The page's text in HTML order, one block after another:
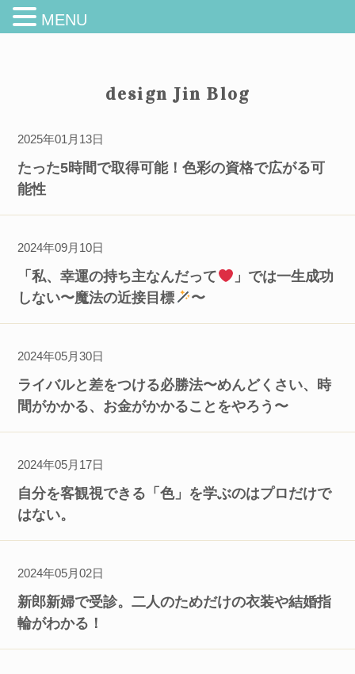
design Jin Blog
2025年01月13日
たった5時間で取得可能！色彩の資格で広がる可
能性
2024年09月10日
「私、幸運の持ち主なんだって
」では一生成功
しない〜魔法の近接目標
〜
2024年05月30日
ライバルと差をつける必勝法〜めんどくさい、時
間がかかる、お金がかかることをやろう〜
2024年05月17日
自分を客観視できる「色」を学ぶのはプロだけで
はない。
2024年05月02日
新郎新婦で受診。二人のためだけの衣装や結婚指
輪がわかる！
MENU